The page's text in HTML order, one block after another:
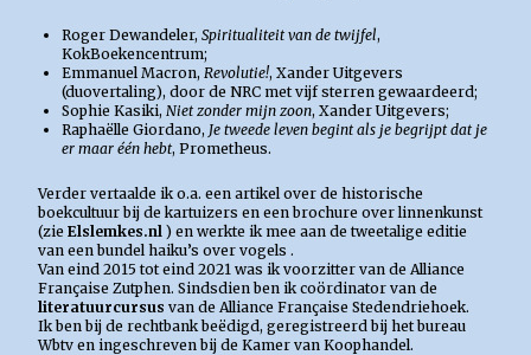
Roger Dewandeler, Spiritualiteit van de twijfel,
KokBoekencentrum;
Emmanuel Macron, Revolutie!, Xander Uitgevers
(duovertaling), door de NRC met vijf sterren gewaardeerd;
Sophie Kasiki, Niet zonder mijn zoon, Xander Uitgevers;
Raphaëlle Giordano, Je tweede leven begint als je begrijpt dat je
er maar één hebt, Prometheus.
Verder vertaalde ik o.a. een artikel over de historische
boekcultuur bij de kartuizers en een brochure over linnenkunst
(zie Elslemkes.nl ) en werkte ik mee aan de tweetalige editie
van een bundel haiku’s over vogels .
Van eind 2015 tot eind 2021 was ik voorzitter van de Alliance
Française Zutphen. Sindsdien ben ik coördinator van de
literatuurcursus van de Alliance Française Stedendriehoek.
Ik ben bij de rechtbank beëdigd, geregistreerd bij het bureau
Wbtv en ingeschreven bij de Kamer van Koophandel.